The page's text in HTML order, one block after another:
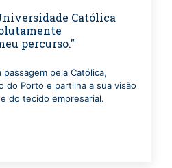
Católica
percurso.”
pela Católica,
do Porto e partilha a sua visão
do tecido empresarial.